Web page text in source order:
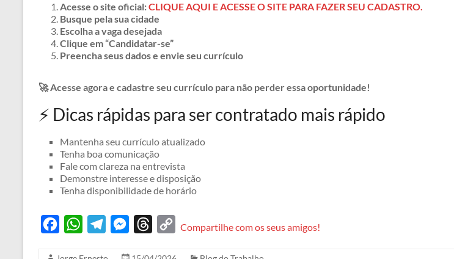
Acesse o site oficial:CLIQUE AQUI E ACESSE O SITE PARA FAZER SEU CADASTRO.
Busque pela sua cidade
Escolha a vaga desejada
Clique em “Candidatar-se”
Preencha seus dados e envie seu currículo
🚀 Acesse agora e cadastre seu currículo para não perder essa oportunidade!
⚡ Dicas rápidas para ser contratado mais rápido
Mantenha seu currículo atualizado
Tenha boa comunicação
Fale com clareza na entrevista
Demonstre interesse e disposição
Tenha disponibilidade de horário
W
M
CCompartilhe com os seus amigos!